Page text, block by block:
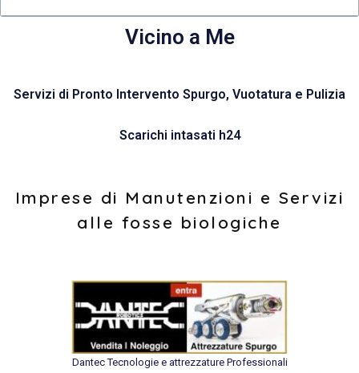
Vicino a Me
Servizi di Pronto Intervento Spurgo, Vuotatura e Pulizia
Scarichi intasati h24
Imprese di Manutenzioni e Servizi
alle fosse biologiche
Dantec Tecnologie e attrezzature Professionali